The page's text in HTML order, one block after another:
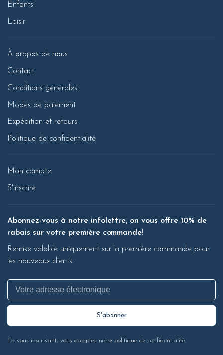
Enfants
Loisir
À propos de nous
Contact
Conditions générales
Modes de paiement
Expédition et retours
Politique de confidentialité
Mon compte
S'inscrire
Abonnez-vous à notre infolettre, on vous offre 10% de
rabais sur votre première commande!
Remise valable uniquement sur la première commande pour
les nouveaux clients.
S'abonner
En vous inscrivant, vous acceptez notre politique de confidentialité.